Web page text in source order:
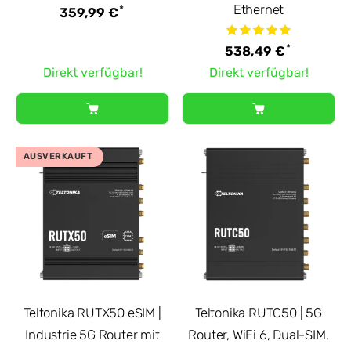
359,99 €*
Direkt verfügbar!
Ethernet
538,49 €*
Direkt verfügbar!
AUSVERKAUFT
Teltonika RUTX50 eSIM |
Industrie 5G Router mit
Teltonika RUTC50 | 5G
Router, WiFi 6, Dual-SIM,